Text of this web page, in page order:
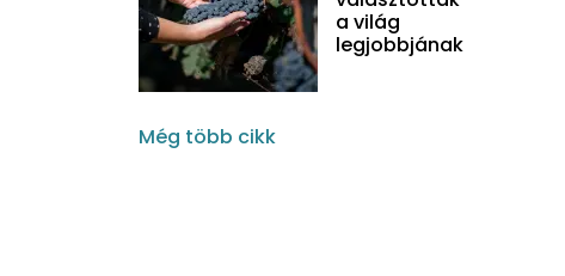
a világ
legjobbjának
Még több cikk